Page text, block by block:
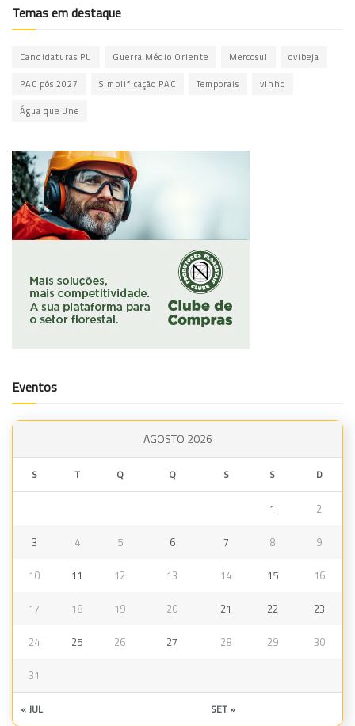
Temas em destaque
Candidaturas PU Guerra Médio Oriente Mercosul ovibeja
PAC pós 2027 Simplificação PAC Temporais vinho
Água que Une
Eventos
AGOSTO 2026
S T Q Q S S D
1 2
3 4 5 6 7 8 9
10 11 12 13 14 15 16
17 18 19 20 21 22 23
24 25 26 27 28 29 30
31
« JUL SET »